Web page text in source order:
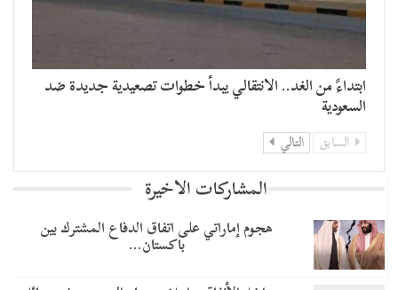
​ابتداءً من الغد.. الانتقالي يبدأ خطوات تصعيدية جديدة ضد
السعودية
السابق التالي
المشاركات الاخيرة
هجوم إماراتي على اتفاق الدفاع المشترك بين
باكستان…